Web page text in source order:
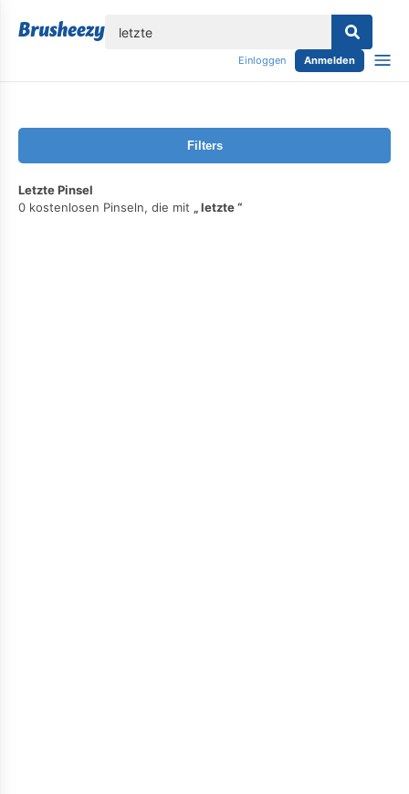
Einloggen Anmelden
Filters
Letzte Pinsel
0 kostenlosen Pinseln, die mit
letzte